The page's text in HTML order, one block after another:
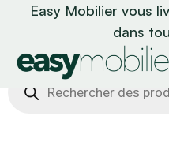
Easy Mobilier vous
dans
Recherche
de